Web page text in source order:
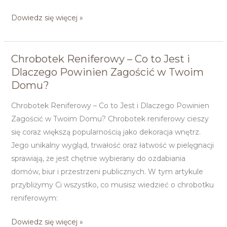
Chrobotkiem
Dowiedz się więcej »
Chrobotek Reniferowy – Co to Jest i
Dlaczego Powinien Zagościć w Twoim
Domu?
Chrobotek Reniferowy – Co to Jest i Dlaczego Powinien
Zagościć w Twoim Domu? Chrobotek reniferowy cieszy
się coraz większą popularnością jako dekoracja wnętrz.
Jego unikalny wygląd, trwałość oraz łatwość w pielęgnacji
sprawiają, że jest chętnie wybierany do ozdabiania
domów, biur i przestrzeni publicznych. W tym artykule
przybliżymy Ci wszystko, co musisz wiedzieć o chrobotku
reniferowym:
Chrobotek
Reniferowy
–
to
Jest
i
Dlaczego
Powinien
Zagościć
w
Twoim
Dowiedz się więcej »